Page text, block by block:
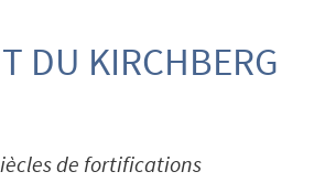
DU KIRCHBERG
de fortifications